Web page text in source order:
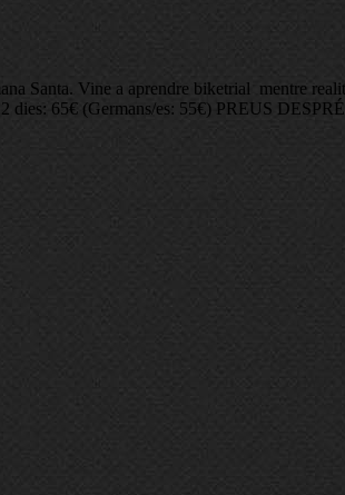
Santa. Vine a aprendre biketrial mentre
dies: 65€ (Germans/es: 55€) PREUS